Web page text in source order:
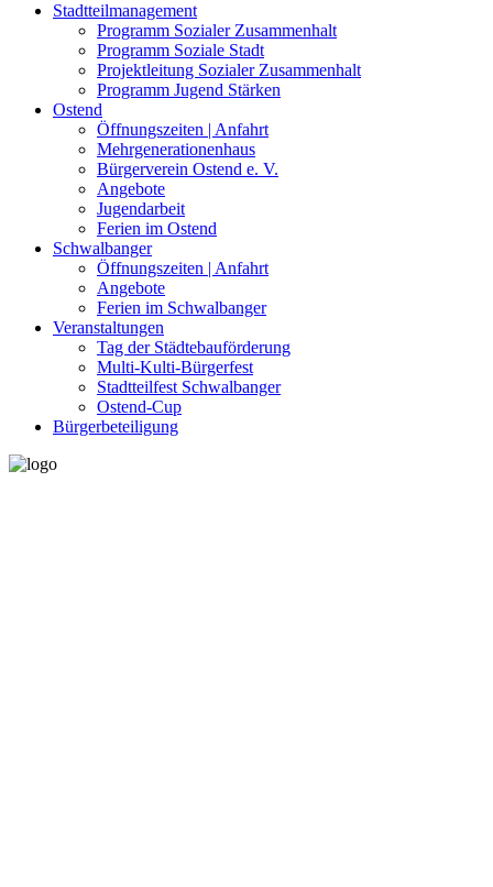
Stadtteilmanagement
Programm Sozialer Zusammenhalt
Programm Soziale Stadt
Projektleitung Sozialer Zusammenhalt
Programm Jugend Stärken
Ostend
Öffnungszeiten | Anfahrt
Mehrgenerationenhaus
Bürgerverein Ostend e. V.
Angebote
Jugendarbeit
Ferien im Ostend
Schwalbanger
Öffnungszeiten | Anfahrt
Angebote
Ferien im Schwalbanger
Veranstaltungen
Tag der Städtebauförderung
Multi-Kulti-Bürgerfest
Stadtteilfest Schwalbanger
Ostend-Cup
Bürgerbeteiligung